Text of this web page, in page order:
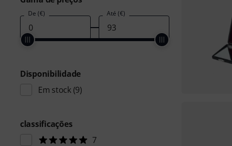
De (€) Até (€)
Disponibilidade
Em stock(9)
classificações
7